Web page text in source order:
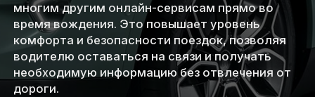
многим другим онлайн-сервисам прямо во
время вождения. Это повышает уровень
комфорта и безопасности поездок, позволяя
водителю оставаться на связи и получать
необходимую информацию без отвлечения от
дороги.